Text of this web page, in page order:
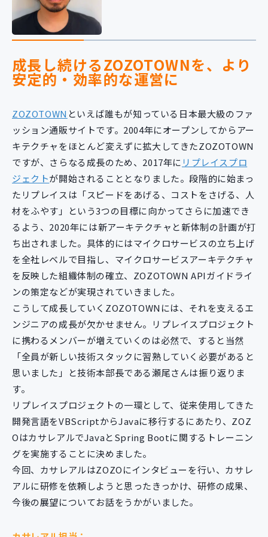
成長し続けるZOZOTOWNを、より
安定的・効率的な運営に
ZOZOTOWN といえば誰もが知っている日本最大級のファ
ッション通販サイトです。2004年にオープンしてからアー
キテクチャをほとんど変えずに拡大してきたZOZOTOWN
ですが、さらなる成長のため、2017年に リプレイスプロ
ジェクトが開始されることとなりました。段階的に始まっ
たリプレイスは「スピードをあげる、コストをさげる、人
材をふやす」という3つの目標に向かってさらに加速でき
るよう、2020年には新アーキテクチャと新体制の計画が打
ち出されました。具体的にはマイクロサービスの立ち上げ
を全社レベルで目指し、マイクロサービスアーキテクチャ
を反映した組織体制の確立、ZOZOTOWN APIガイドライ
ンの策定などが実現されていきました。
こうして成長していくZOZOTOWNには、それを支えるエ
ンジニアの成長が欠かせません。リプレイスプロジェクト
に携わるメンバーが増えていくのは必然で、すると当然
「全員が新しい技術スタックに習熟していく必要があると
思いました」と技術本部長である瀬尾さんは振り返りま
す。
リプレイスプロジェクトの一環として、従来使用してきた
開発言語をVBScriptからJavaに移行するにあたり、ZOZ
OはカサレアルでJavaとSpring Bootに関するトレーニン
グを実施することに決めました。
今回、カサレアルはZOZOにインタビューを行い、カサレ
アルに研修を依頼しようと思ったきっかけ、研修の成果、
今後の展望についてお話をうかがいました。